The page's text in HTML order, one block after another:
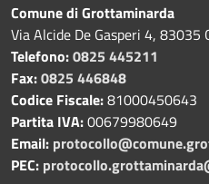
Comune di Grottaminarda
Via Alcide De Gasperi 4, 83035
Telefono:0825 445211
Fax:0825 446848
Codice Fiscale:81000450643
Partita IVA:00679980649
Email:
PEC: